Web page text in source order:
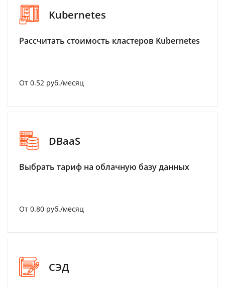
Kubernetes
Рассчитать стоимость кластеров Kubernetes
От 0.52 руб./месяц
DBaaS
Выбрать тариф на облачную базу данных
От 0.80 руб./месяц
СЭД